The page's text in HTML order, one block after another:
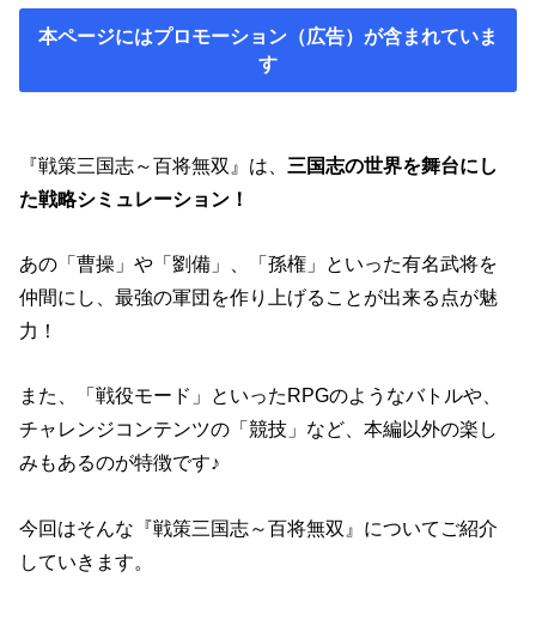
本ページにはプロモーション（広告）が含まれていま
す
『戦策三国志～百将無双』は、 三国志の世界を舞台にし
た戦略シミュレーション！
あの「曹操」や「劉備」、「孫権」といった有名武将を
仲間にし、最強の軍団を作り上げることが出来る点が魅
力！
また、「戦役モード」といったRPGのようなバトルや、
チャレンジコンテンツの「競技」など、本編以外の楽し
みもあるのが特徴です♪
今回はそんな『戦策三国志～百将無双』についてご紹介
していきます。